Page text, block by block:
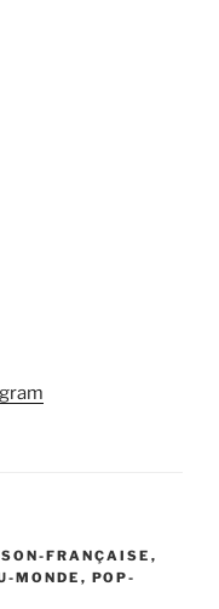
FRANÇAISE ,
MONDE , POP-